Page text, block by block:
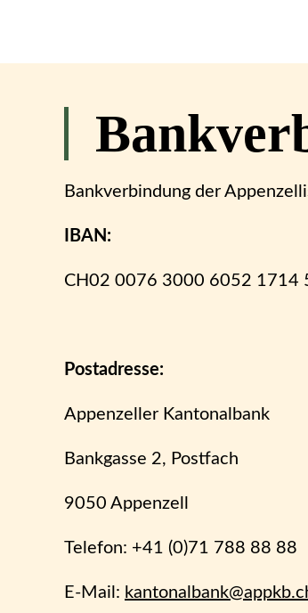
Bankverbindung der
IBAN:
CH02 0076 3000 6052 1714
Postadresse:
Appenzeller Kantonalbank
Bankgasse 2, Postfach
9050 Appenzell
Telefon: +41 (0)71 788 88 88
E-Mail: